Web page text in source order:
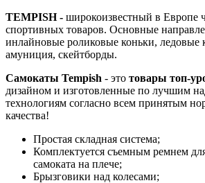
TEMPISH - широкоизвестный в Европе
спортивных товаров. Основные
инлайновые роликовые коньки, ледовые
амуниция, скейтборды.
Самокаты Tempish - это товары топ-
дизайном и изготовленные по лучшим
технологиям согласно всем принятым
качества!
Простая складная система;
Комплектуется съемным ремнем
самоката на плече;
Брызговики над колесами;